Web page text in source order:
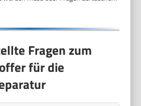
Fragen zum
für die